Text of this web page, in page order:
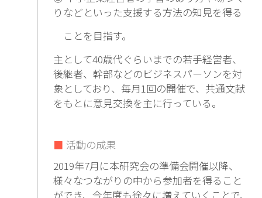
りなどといった支援する方法の知見を得る
ことを目指す。
主として40歳代ぐらいまでの若手経営者、
後継者、幹部などのビジネスパーソンを対
象としており、毎月1回の開催で、共通文献
をもとに意見交換を主に行っている。
活動の成果
2019年7月に本研究会の準備会開催以降、
様々なつながりの中から参加者を得ること
ができ、今年度も徐々に増えていくことで、